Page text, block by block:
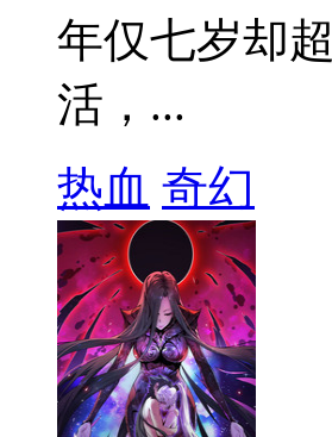
年仅七岁却
活，...
热血 奇幻